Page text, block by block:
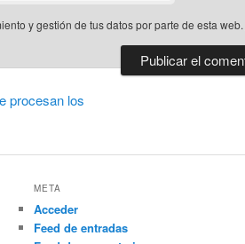
y gestión de tus datos por parte de esta web.
procesan los
META
Acceder
Feed de entradas